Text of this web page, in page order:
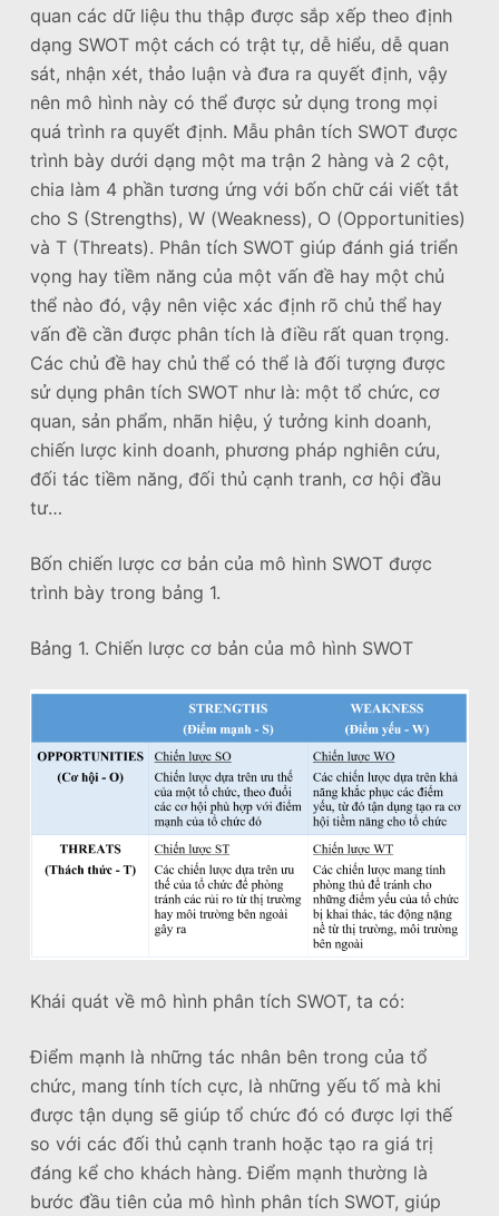
quan các dữ liệu thu thập được sắp xếp theo định
dạng SWOT một cách có trật tự, dễ hiểu, dễ quan
sát, nhận xét, thảo luận và đưa ra quyết định, vậy
nên mô hình này có thể được sử dụng trong mọi
quá trình ra quyết định. Mẫu phân tích SWOT được
trình bày dưới dạng một ma trận 2 hàng và 2 cột,
chia làm 4 phần tương ứng với bốn chữ cái viết tắt
cho S (Strengths), W (Weakness), O (Opportunities)
và T (Threats). Phân tích SWOT giúp đánh giá triển
vọng hay tiềm năng của một vấn đề hay một chủ
thể nào đó, vậy nên việc xác định rõ chủ thể hay
vấn đề cần được phân tích là điều rất quan trọng.
Các chủ đề hay chủ thể có thể là đối tượng được
sử dụng phân tích SWOT như là: một tổ chức, cơ
quan, sản phẩm, nhãn hiệu, ý tưởng kinh doanh,
chiến lược kinh doanh, phương pháp nghiên cứu,
đối tác tiềm năng, đối thủ cạnh tranh, cơ hội đầu
tư…
Bốn chiến lược cơ bản của mô hình SWOT được
trình bày trong bảng 1.
Bảng 1. Chiến lược cơ bản của mô hình SWOT
Khái quát về mô hình phân tích SWOT, ta có:
Điểm mạnh là những tác nhân bên trong của tổ
chức, mang tính tích cực, là những yếu tố mà khi
được tận dụng sẽ giúp tổ chức đó có được lợi thế
so với các đối thủ cạnh tranh hoặc tạo ra giá trị
đáng kể cho khách hàng. Điểm mạnh thường là
bước đầu tiên của mô hình phân tích SWOT, giúp